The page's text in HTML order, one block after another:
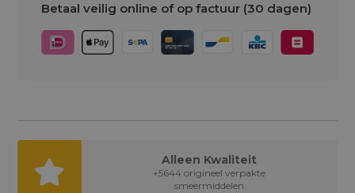
Betaal veilig online of op factuur (30 dagen)
Alleen Kwaliteit
+5644 origineel verpakte
smeermiddelen